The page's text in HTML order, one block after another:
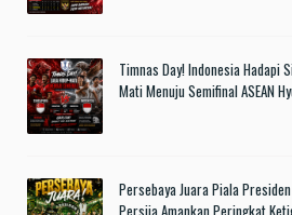
Timnas Day! Indonesia Hadapi
Mati Menuju Semifinal ASEAN
Persebaya Juara Piala
Persija Amankan Peringkat